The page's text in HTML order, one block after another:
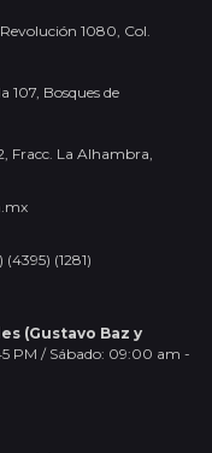
1080, Col.
107, Bosques de
Fracc. La Alhambra,
(1281)
(Gustavo Baz y
PM / Sábado: 09:00 am -